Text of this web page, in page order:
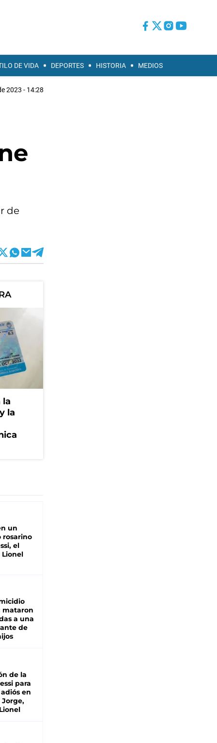
DE VIDA DEPORTES HISTORIA MEDIOS
2023 - 14:28
de
la
la
un
rosarino
el
mataron
a una
de
de la
para
en
Jorge,